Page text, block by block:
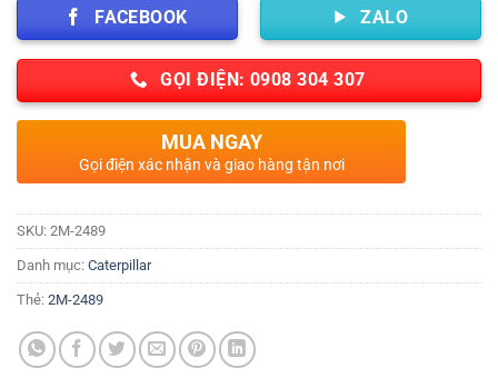
FACEBOOK ZALO
GỌI ĐIỆN: 0908 304 307
MUA NGAY
Gọi điện xác nhận và giao hàng tận nơi
SKU: 2M-2489
Danh mục: Caterpillar
Thẻ: 2M-2489